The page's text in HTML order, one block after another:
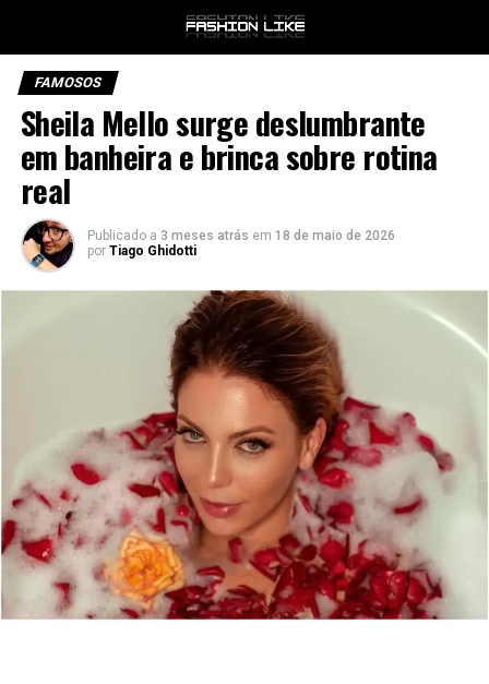
FAMOSOS
Sheila Mello surge deslumbrante
em banheira e brinca sobre rotina
real
Publicado a 3 meses atrás em 18 de maio de 2026
por Tiago Ghidotti